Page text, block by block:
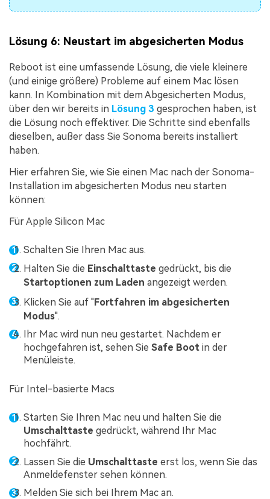
Lösung 6: Neustart im abgesicherten Modus
Reboot ist eine umfassende Lösung, die viele kleinere
(und einige größere) Probleme auf einem Mac lösen
kann. In Kombination mit dem Abgesicherten Modus,
über den wir bereits in Lösung 3 gesprochen haben, ist
die Lösung noch effektiver. Die Schritte sind ebenfalls
dieselben, außer dass Sie Sonoma bereits installiert
haben.
Hier erfahren Sie, wie Sie einen Mac nach der Sonoma-
Installation im abgesicherten Modus neu starten
können:
Für Apple Silicon Mac
Schalten Sie Ihren Mac aus.
Halten Sie die Einschalttaste gedrückt, bis die
Startoptionen zum Laden angezeigt werden.
Klicken Sie auf "Fortfahren im abgesicherten
Modus".
Ihr Mac wird nun neu gestartet. Nachdem er
hochgefahren ist, sehen Sie Safe Boot in der
Menüleiste.
Für Intel-basierte Macs
Starten Sie Ihren Mac neu und halten Sie die
Umschalttaste gedrückt, während Ihr Mac
hochfährt.
Lassen Sie die Umschalttaste erst los, wenn Sie das
Anmeldefenster sehen können.
Melden Sie sich bei Ihrem Mac an.